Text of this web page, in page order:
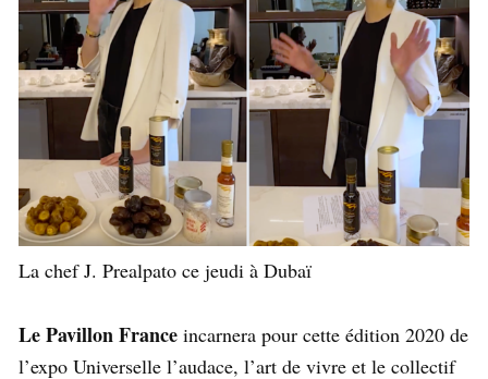
La chef J. Prealpato ce jeudi à Dubaï
Le Pavillon France incarnera pour cette édition 2020 de
l’expo Universelle l’audace, l’art de vivre et le collectif